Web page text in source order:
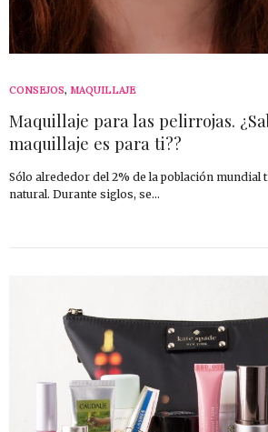
CONSEJOS, MAQUILLAJE
Maquillaje para las pelirrojas.
maquillaje es para ti??
Sólo alrededor del 2% de la población mundial
natural. Durante siglos, se…